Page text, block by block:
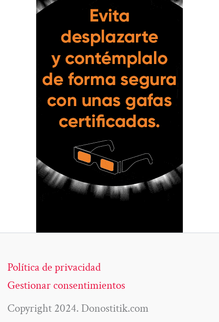
Política de privacidad
Gestionar consentimientos
Copyright 2024. Donostitik.com